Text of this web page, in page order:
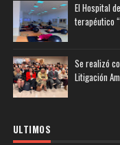
El Hospital
terapéutico
Se realizó
Litigación
ULTIMOS